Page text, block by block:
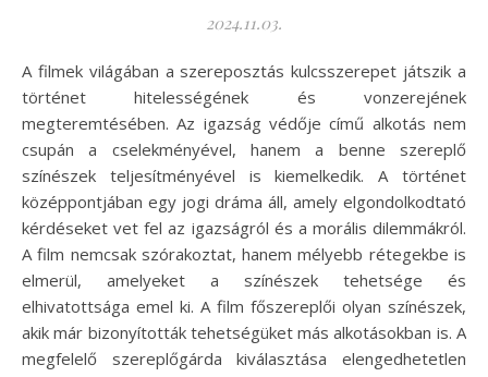
2024.11.03.
A filmek világában a szereposztás kulcsszerepet játszik a
történet hitelességének és vonzerejének
megteremtésében. Az igazság védője című alkotás nem
csupán a cselekményével, hanem a benne szereplő
színészek teljesítményével is kiemelkedik. A történet
középpontjában egy jogi dráma áll, amely elgondolkodtató
kérdéseket vet fel az igazságról és a morális dilemmákról.
A film nemcsak szórakoztat, hanem mélyebb rétegekbe is
elmerül, amelyeket a színészek tehetsége és
elhivatottsága emel ki. A film főszereplői olyan színészek,
akik már bizonyították tehetségüket más alkotásokban is. A
megfelelő szereplőgárda kiválasztása elengedhetetlen